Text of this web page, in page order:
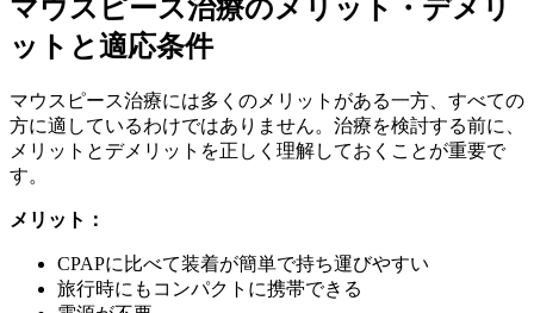
マウスピース治療のメリット・デメリ
ットと適応条件
マウスピース治療には多くのメリットがある一方、すべての
方に適しているわけではありません。治療を検討する前に、
メリットとデメリットを正しく理解しておくことが重要で
す。
メリット：
CPAPに比べて装着が簡単で持ち運びやすい
旅行時にもコンパクトに携帯できる